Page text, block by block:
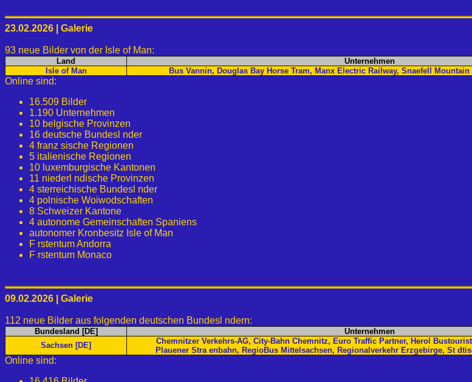
23.02.2026 | Galerie
93 neue Bilder von der Isle of Man:
Land
Unternehmen
Isle of Man
Bus Vannin, Douglas Bay Horse Tram, Manx Electric Railway, Snaefell
Online sind:
16.509 Bilder
1.190 Unternehmen
10 belgische Provinzen
16 deutsche Bundesl nder
4 franz sische Regionen
5 italienische Regionen
10 luxemburgische Kantonen
11 niederl ndische Provinzen
4 sterreichische Bundesl nder
4 polnische Woiwodschaften
8 Schweizer Kantone
4 autonome Gemeinschaften Spaniens
autonomer Kronbesitz Isle of Man
F rstentum Andorra
F rstentum Monaco
09.02.2026 | Galerie
112 neue Bilder aus folgenden deutschen Bundesl ndern:
Bundesland [DE]
Unternehmen
Sachsen [DE]
Chemnitzer Verkehrs-AG, City-Bahn Chemnitz, Euro Traffic Partner, Herol
Plauener Stra enbahn, RegioBus Mittelsachsen, Regionalverkehr Erzgebirge, St
Online sind: